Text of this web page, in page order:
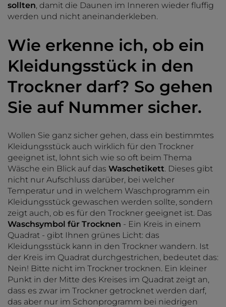
sollten, damit die Daunen im Inneren wieder fluffig
werden und nicht aneinanderkleben.
Wie erkenne ich, ob ein
Kleidungsstück in den
Trockner darf? So gehen
Sie auf Nummer sicher.
Wollen Sie ganz sicher gehen, dass ein bestimmtes
Kleidungsstück auch wirklich für den Trockner
geeignet ist, lohnt sich wie so oft beim Thema
Wäsche ein Blick auf das Waschetikett. Dieses gibt
nicht nur Aufschluss darüber, bei welcher
Temperatur und in welchem Waschprogramm ein
Kleidungsstück gewaschen werden sollte, sondern
zeigt auch, ob es für den Trockner geeignet ist. Das
Waschsymbol für Trocknen - Ein Kreis in einem
Quadrat - gibt Ihnen grünes Licht: das
Kleidungsstück kann in den Trockner wandern. Ist
der Kreis im Quadrat durchgestrichen, bedeutet das:
Nein! Bitte nicht im Trockner trocknen. Ein kleiner
Punkt in der Mitte des Kreises im Quadrat zeigt an,
dass es zwar im Trockner getrocknet werden darf,
das aber nur im Schonprogramm bei niedrigen